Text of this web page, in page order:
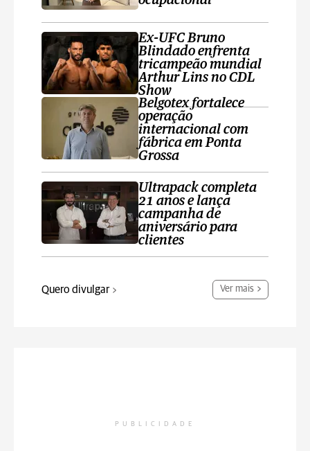
Ex-UFC Bruno
Blindado enfrenta
tricampeão mundial
Arthur Lins no CDL
Show
Belgotex fortalece
operação
internacional com
fábrica em Ponta
Grossa
Ultrapack completa
21 anos e lança
campanha de
aniversário para
clientes
Quero divulgar Ver mais
PUBLICIDADE